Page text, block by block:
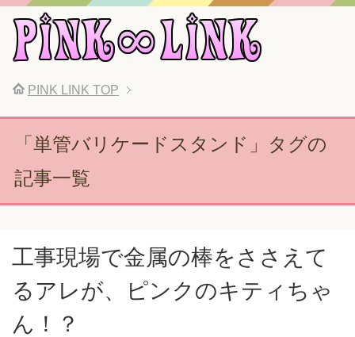
PINK LINK TOP
「単管バリケードスタンド」タグの
記事一覧
工事現場で金属の棒をささえて
るアレが、ピンクのキティちゃ
ん！？